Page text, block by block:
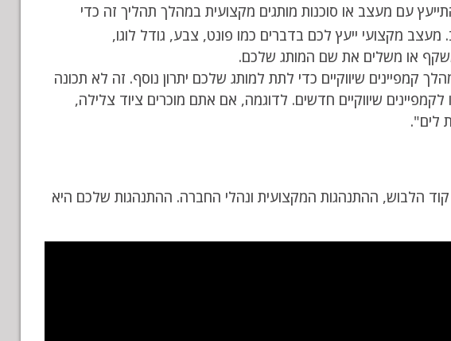
עם מעצב או סוכנות מותגים מקצועית במהלך תהליך זה כדי
מקצועי ייעץ לכם בדברים כמו פונט, צבע, גודל לוגו,
המשקף או משלים את שם המותג שלכם.
קמפיינים שיווקיים כדי לתת למותג שלכם יתרון נוסף. זה לא תכונה
שיווקיים חדשים. לדוגמה, אם אתם מוכרים ציוד צלילה,
לים".
הלבוש, ההתנהגות המקצועית ונהלי החברה. ההתנהגות שלכם היא